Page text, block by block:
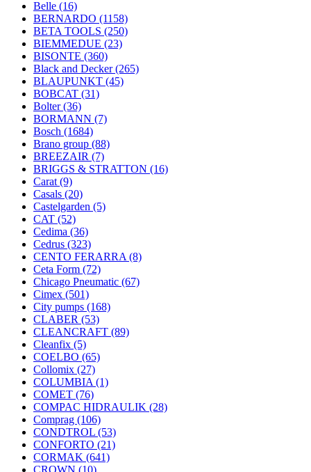
Belle (16)
BERNARDO (1158)
BETA TOOLS (250)
BIEMMEDUE (23)
BISONTE (360)
Black and Decker(265)
BLAUPUNKT (45)
BOBCAT (31)
Bolter(36)
BORMANN (7)
Bosch (1684)
Brano group (88)
BREEZAIR (7)
BRIGGS & STRATTON (16)
Carat (9)
Casals (20)
Castelgarden (5)
CAT (52)
Cedima (36)
Cedrus (323)
CENTO FERARRA (8)
Ceta Form (72)
Chicago Pneumatic (67)
Cimex (501)
City pumps (168)
CLABER (53)
CLEANCRAFT (89)
Cleanfix (5)
COELBO (65)
Collomix (27)
COLUMBIA (1)
COMET (76)
COMPAC HIDRAULIK (28)
Comprag (106)
CONDTROL (53)
CONFORTO (21)
CORMAK (641)
CROWN (10)